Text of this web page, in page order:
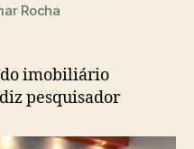
Rocha
imobiliário
pesquisador